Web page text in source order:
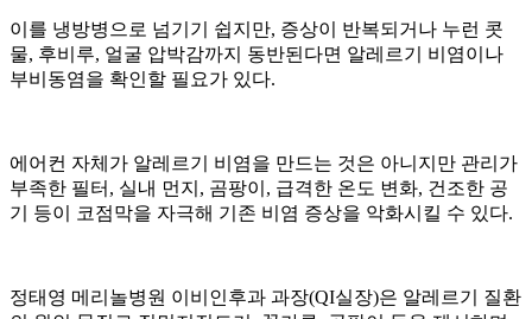
이를 냉방병으로 넘기기 쉽지만, 증상이 반복되거나 누런 콧
물, 후비루, 얼굴 압박감까지 동반된다면 알레르기 비염이나
부비동염을 확인할 필요가 있다.
에어컨 자체가 알레르기 비염을 만드는 것은 아니지만 관리가
부족한 필터, 실내 먼지, 곰팡이, 급격한 온도 변화, 건조한 공
기 등이 코점막을 자극해 기존 비염 증상을 악화시킬 수 있다.
정태영 메리놀병원 이비인후과 과장(QI실장)은 알레르기 질환